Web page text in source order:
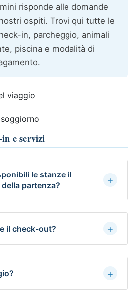
risponde alle domande
ospiti. Trovi qui tutte le
in, parcheggio, animali
piscina e modalità di
viaggio
in e servizi
le stanze il
della partenza?
+
il check-out? +
+